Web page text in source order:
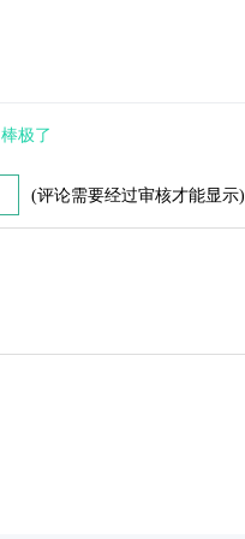
棒极了
(评论需要经过审核才能显示)